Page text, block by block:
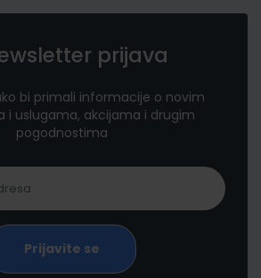
prijava
bi primali informacije o novim
i uslugama, akcijama i drugim
pogodnostima